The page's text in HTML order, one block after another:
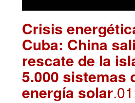
Crisis
Cuba: China
rescate de la
5.000 sistemas
energía solar